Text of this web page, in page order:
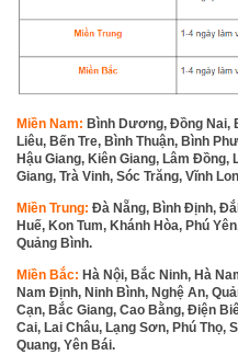
Miền Nam: Bình Dương, Đồng Nai,
Liêu, Bến Tre, Bình Thuận, Bình
Hậu Giang, Kiên Giang, Lâm Đồng,
Giang, Trà Vinh, Sóc Trăng, Vĩnh
Miền Trung: Đà Nẵng, Bình Định,
Huế, Kon Tum, Khánh Hòa, Phú
Quảng Bình.
Miền Bắc: Hà Nội, Bắc Ninh, Hà
Nam Định, Ninh Bình, Nghệ An,
Cạn, Bắc Giang, Cao Bằng, Điện
Cai, Lai Châu, Lạng Sơn, Phú Thọ,
Quang, Yên Bái.